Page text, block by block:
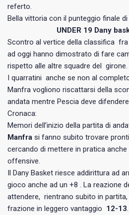
referto.
Bella vittoria con il punteggio finale
UNDER 19 Dany
Scontro al vertice della classifica
ad oggi hanno dimostrato di fare
rispetto alle altre squadre del girone.
I quarratini anche se non al
Manfra vogliono riscattarsi della
andata mentre Pescia deve
Cronaca:
Memori dell’inizio della partita di
Manfra si fanno subito trovare
cercando di mettere in pratica
offensive.
Il Dany Basket riesce addirittura ad
gioco anche ad un +8 . La reazione
attendere, rientrano subito in
frazione in leggero vantaggio 12-13